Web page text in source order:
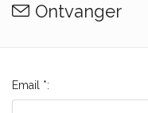
Ontvanger
Email *: